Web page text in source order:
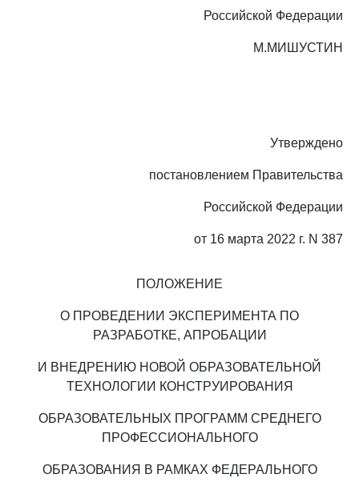
Российской Федерации
М.МИШУСТИН
Утверждено
постановлением Правительства
Российской Федерации
от 16 марта 2022 г. N 387
ПОЛОЖЕНИЕ
О ПРОВЕДЕНИИ ЭКСПЕРИМЕНТА ПО
РАЗРАБОТКЕ, АПРОБАЦИИ
И ВНЕДРЕНИЮ НОВОЙ ОБРАЗОВАТЕЛЬНОЙ
ТЕХНОЛОГИИ КОНСТРУИРОВАНИЯ
ОБРАЗОВАТЕЛЬНЫХ ПРОГРАММ СРЕДНЕГО
ПРОФЕССИОНАЛЬНОГО
ОБРАЗОВАНИЯ В РАМКАХ ФЕДЕРАЛЬНОГО